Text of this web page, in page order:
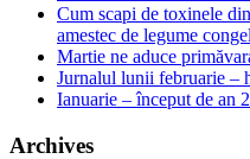
Cum scapi de toxinele
amestec de legume
Martie ne aduce
Jurnalul lunii februarie –
Ianuarie – început de an
Archives